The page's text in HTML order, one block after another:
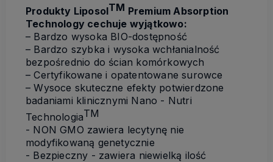
Produkty LiposolTM Premium Absorption
Technology cechuje wyjątkowo:
– Bardzo wysoka BIO-dostępność
– Bardzo szybka i wysoka wchłanialność
bezpośrednio do ścian komórkowych
– Certyfikowane i opatentowane surowce
– Wysoce skuteczne efekty potwierdzone
badaniami klinicznymi Nano - Nutri
TechnologiaTM
- NON GMO zawiera lecytynę nie
modyfikowaną genetycznie
- Bezpieczny - zawiera niewielką ilość